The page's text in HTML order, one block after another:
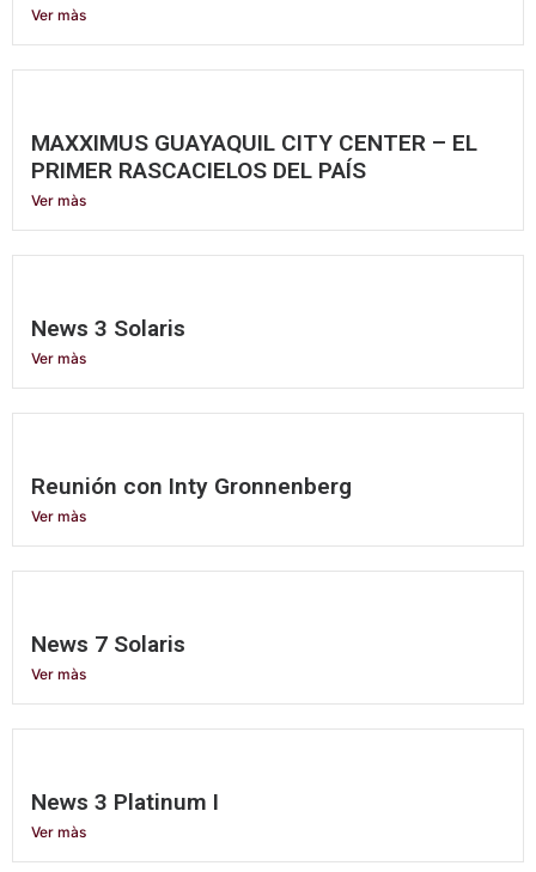
Ver màs
MAXXIMUS GUAYAQUIL CITY CENTER – EL
PRIMER RASCACIELOS DEL PAÍS
Ver màs
News 3 Solaris
Ver màs
Reunión con Inty Gronnenberg
Ver màs
News 7 Solaris
Ver màs
News 3 Platinum I
Ver màs